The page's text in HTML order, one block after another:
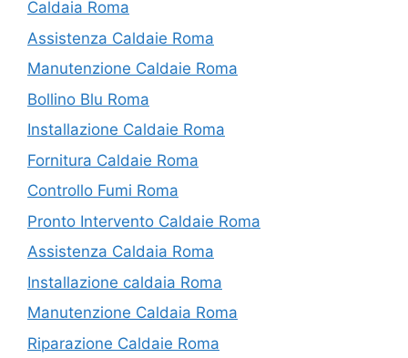
Caldaia Roma
Assistenza Caldaie Roma
Manutenzione Caldaie Roma
Bollino Blu Roma
Installazione Caldaie Roma
Fornitura Caldaie Roma
Controllo Fumi Roma
Pronto Intervento Caldaie Roma
Assistenza Caldaia Roma
Installazione caldaia Roma
Manutenzione Caldaia Roma
Riparazione Caldaie Roma